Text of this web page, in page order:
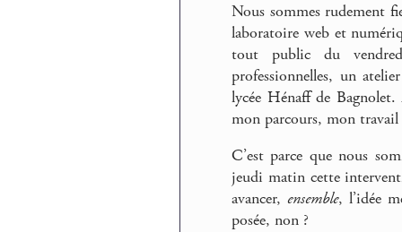
Nous sommes rudement
laboratoire web et
tout public du
professionnelles, un
lycée Hénaff de
mon parcours, mon
C’est parce que nous
jeudi matin cette
avancer,ensemble, l’idée
posée, non ?